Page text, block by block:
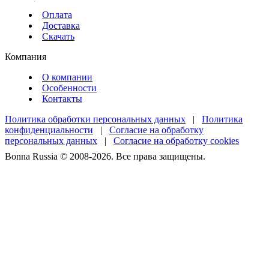
Оплата
Доставка
Скачать
Компания
О компании
Особенности
Контакты
Политика обработки персональных данных | Политика
конфиденциальности | Согласие на обработку
персональных данных | Согласие на обработку cookies
Bonna Russia © 2008-2026. Все права защищены.